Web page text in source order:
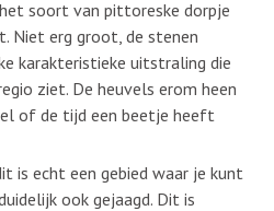
soort van pittoreske dorpje
Niet erg groot, de stenen
karakteristieke uitstraling die
ziet. De heuvels erom heen
of de tijd een beetje heeft
is echt een gebied waar je kunt
ook gejaagd. Dit is